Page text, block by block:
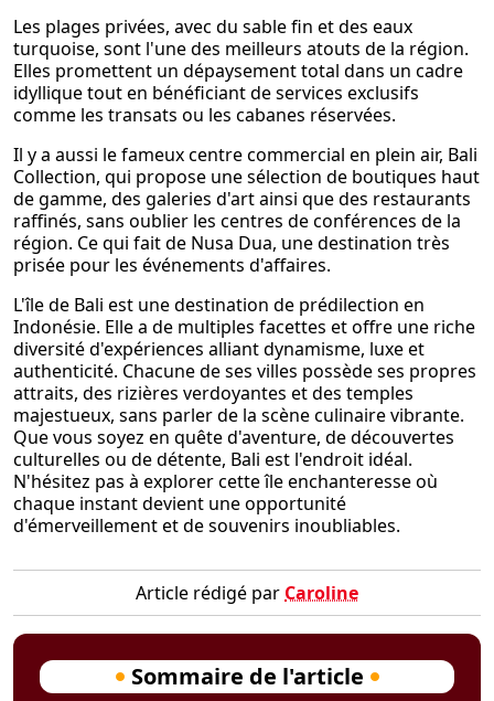
Les plages privées, avec du sable fin et des eaux
turquoise, sont l'une des meilleurs atouts de la région.
Elles promettent un dépaysement total dans un cadre
idyllique tout en bénéficiant de services exclusifs
comme les transats ou les cabanes réservées.
Il y a aussi le fameux centre commercial en plein air, Bali
Collection, qui propose une sélection de boutiques haut
de gamme, des galeries d'art ainsi que des restaurants
raffinés, sans oublier les centres de conférences de la
région. Ce qui fait de Nusa Dua, une destination très
prisée pour les événements d'affaires.
L'île de Bali est une destination de prédilection en
Indonésie. Elle a de multiples facettes et offre une riche
diversité d'expériences alliant dynamisme, luxe et
authenticité. Chacune de ses villes possède ses propres
attraits, des rizières verdoyantes et des temples
majestueux, sans parler de la scène culinaire vibrante.
Que vous soyez en quête d'aventure, de découvertes
culturelles ou de détente, Bali est l'endroit idéal.
N'hésitez pas à explorer cette île enchanteresse où
chaque instant devient une opportunité
d'émerveillement et de souvenirs inoubliables.
Article rédigé par Caroline
Sommaire de l'article